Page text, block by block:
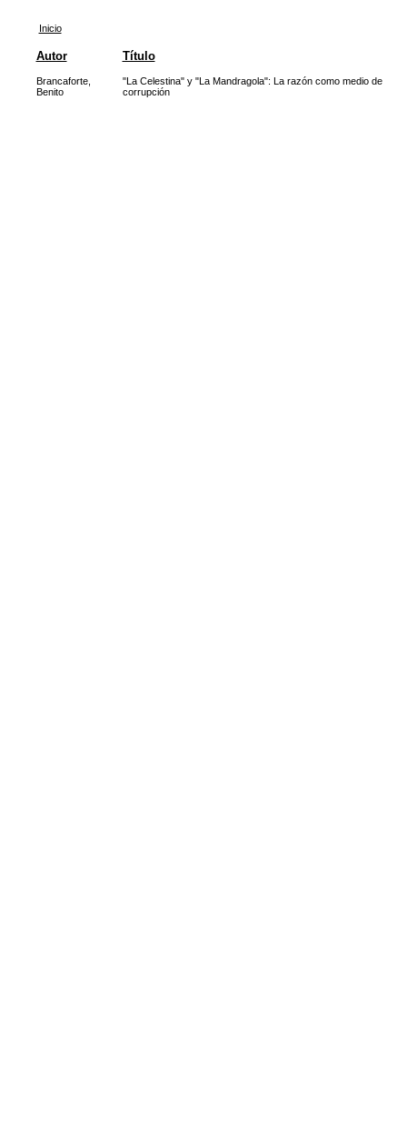
Inicio
Autor Título
Brancaforte,
Benito
"La Celestina" y "La Mandragola": La razón como medio de
corrupción